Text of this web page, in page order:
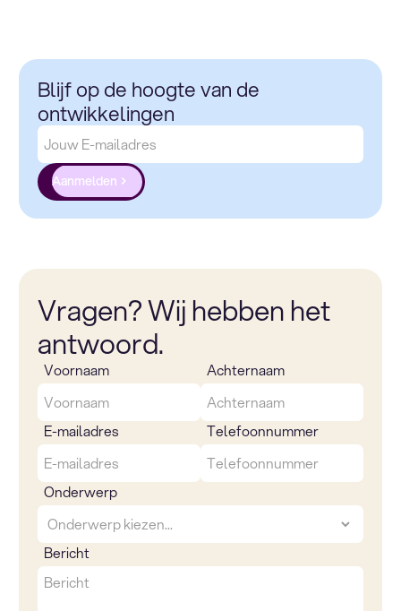
Blijf op de hoogte van de
ontwikkelingen
Aanmelden
Vragen? Wij hebben het
antwoord.
Voornaam Achternaam
E-mailadres Telefoonnummer
Onderwerp
Bericht